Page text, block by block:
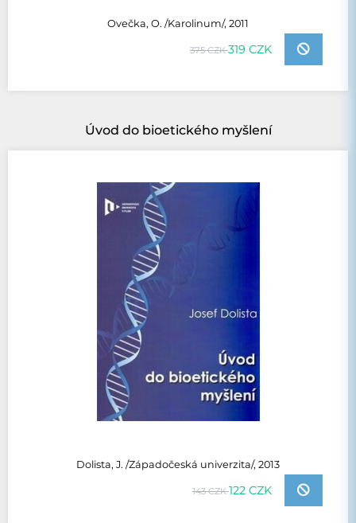
Ovečka, O. /Karolinum/, 2011
375 CZK319 CZK
Úvod do bioetického myšlení
Dolista, J. /Západočeská univerzita/, 2013
143 CZK122 CZK